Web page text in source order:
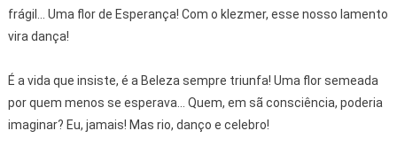
frágil... Uma flor de Esperança! Com o klezmer, esse nosso lamento
vira dança!
É a vida que insiste, é a Beleza sempre triunfa! Uma flor semeada
por quem menos se esperava... Quem, em sã consciência, poderia
imaginar? Eu, jamais! Mas rio, danço e celebro!